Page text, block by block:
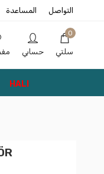
المساعدة التواصل
حسابي
0
سلتي
HALI